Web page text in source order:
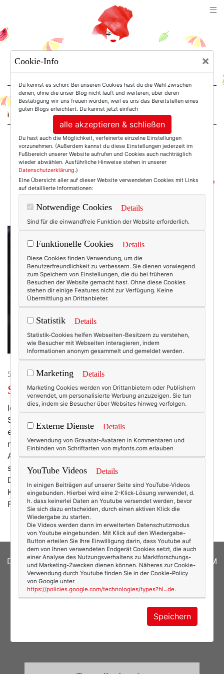
For Women. Not Girls.
Einträge mit dem
Tag: Claudia Schiffer
50+ LIFESTYLE
Schiffer goes Kahlo.
Ich bin ja nun kein allzu großer Fan von Claudia
Schiffer (zu blond, zu perfekt), von Frida Kahlo schon
eher. Doch was His Highness Karl Lagerfeld in der
neuen deutschen Vogue (anlässlich der Frida-Kahlo-
Ausstellung in Berlin) aus ihr gemacht hat - das raubt
selbst mir den Atem: (Foto: Karl Lagerfeld für Vogue
Deutschland) Noch mehr dieser wunderbaren Schiffer-
Kahlo-Impressionen gibt es hier bei
FashionGoneRough. Unbedingt ansehen und staunen!
DATENSCHUTZERKLÄRUNG|COOKIES|IMPRESSUM
© 2026texterella.de
Site byblogwork.deundSibylle Zimmermann, hz-
Cookie-Info ×
Du kennst es schon: Bei unseren Cookies hast du die Wahl zwischen
denen, ohne die unser Blog nicht läuft und weiteren, über deren
Bestätigung wir uns freuen würden, weil es uns das Bereitstellen eines
guten Blogs erleichtert. Du kannst jetzt einfach
alle akzeptieren & schließen
Du hast auch die Möglichkeit, verfeinerte einzelne Einstellungen
vorzunehmen. (Außerdem kannst du diese Einstellungen jederzeit im
Fußbereich unserer Website aufrufen und Cookies auch nachträglich
wieder abwählen. Ausführliche Hinweise stehen in unserer
Datenschutzerklärung.)
Eine Übersicht aller auf dieser Website verwendeten Cookies mit Links
auf detaillierte Informationen:
Notwendige Cookies Details
Sind für die einwandfreie Funktion der Website erforderlich.
Funktionelle Cookies Details
Diese Cookies finden Verwendung, um die
Benutzerfreundlichkeit zu verbessern. Sie dienen vorwiegend
zum Speichern von Einstellungen, die du bei früheren
Besuchen der Website gemacht hast. Ohne diese Cookies
stehen dir einige Features nicht zur Verfügung. Keine
Übermittlung an Drittanbieter.
Statistik Details
Statistik-Cookies helfen Webseiten-Besitzern zu verstehen,
wie Besucher mit Webseiten interagieren, indem
Informationen anonym gesammelt und gemeldet werden.
Marketing Details
Marketing Cookies werden von Drittanbietern oder Publishern
verwendet, um personalisierte Werbung anzuzeigen. Sie tun
dies, indem sie Besucher über Websites hinweg verfolgen.
Externe Dienste Details
Verwendung von Gravatar-Avataren in Kommentaren und
Einbinden von Schriftarten von myfonts.com erlauben
YouTube Videos Details
In einigen Beiträgen auf unserer Seite sind YouTube-Videos
eingebunden. Hierbei wird eine 2-Klick-Lösung verwendet, d.
h. dass keinerlei Daten an Youtube versendet werden, bevor
Sie sich dazu entscheiden, durch einen aktiven Klick die
Wiedergabe zu starten.
Die Videos werden dann im erweiterten Datenschutzmodus
von Youtube eingebunden. Mit Klick auf den Wiedergabe-
Button erteilen Sie Ihre Einwilligung darin, dass Youtube auf
dem von Ihnen verwendeten Endgerät Cookies setzt, die auch
einer Analyse des Nutzungsverhaltens zu Marktforschungs-
und Marketing-Zwecken dienen können. Näheres zur Cookie-
Verwendung durch Youtube finden Sie in der Cookie-Policy
von Google unter
https://policies.google.com/technologies/types?hl=de.
Speichern